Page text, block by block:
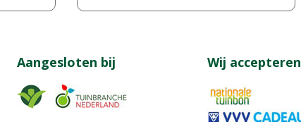
Aangesloten bij Wij accepteren